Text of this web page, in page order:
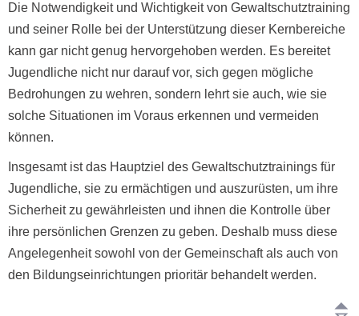
Die Notwendigkeit und Wichtigkeit von Gewaltschutztraining
und seiner Rolle bei der Unterstützung dieser Kernbereiche
kann gar nicht genug hervorgehoben werden. Es bereitet
Jugendliche nicht nur darauf vor, sich gegen mögliche
Bedrohungen zu wehren, sondern lehrt sie auch, wie sie
solche Situationen im Voraus erkennen und vermeiden
können.
Insgesamt ist das Hauptziel des Gewaltschutztrainings für
Jugendliche, sie zu ermächtigen und auszurüsten, um ihre
Sicherheit zu gewährleisten und ihnen die Kontrolle über
ihre persönlichen Grenzen zu geben. Deshalb muss diese
Angelegenheit sowohl von der Gemeinschaft als auch von
den Bildungseinrichtungen prioritär behandelt werden.